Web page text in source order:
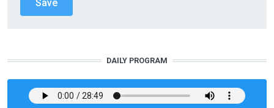
DAILY PROGRAM